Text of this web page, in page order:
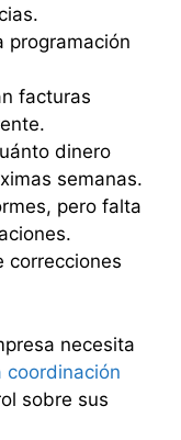
programación
facturas
dinero
semanas.
pero falta
correcciones
necesita
coordinación
sobre sus